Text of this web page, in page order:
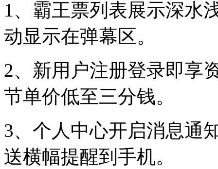
1、霸王票列表展示深水
动显示在弹幕区。
2、新用户注册登录即享
节单价低至三分钱。
3、个人中心开启消息通
送横幅提醒到手机。